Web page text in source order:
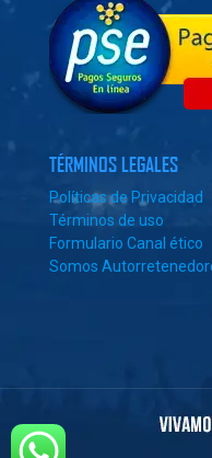
TÉRMINOS LEGALES
Políticas de Privacidad
Términos de uso
Formulario Canal ético
Somos